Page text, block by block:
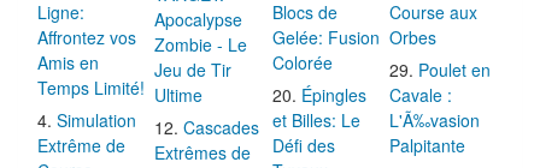
Ligne:
Affrontez vos
Amis en
Temps Limité!
Simulation
Extrême de
Apocalypse
Zombie - Le
Jeu de Tir
Ultime
Cascades
Extrêmes de
Blocs de
Gelée: Fusion
Colorée
Épingles
et Billes: Le
Défi des
Course aux
Orbes
Poulet en
Cavale :
L'Ã‰vasion
Palpitante